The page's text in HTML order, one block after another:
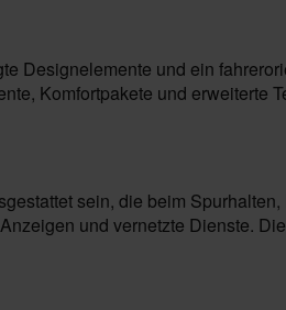
Designelemente und ein
Komfortpakete und erweiterte
sein, die beim
und vernetzte Dienste.